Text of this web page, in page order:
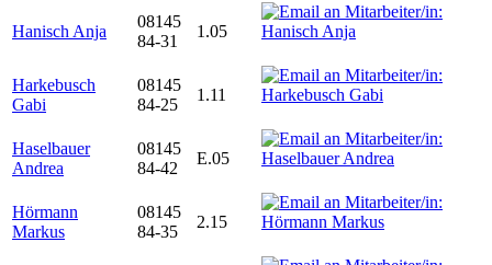
Hanisch Anja
08145
84-31
1.05
Harkebusch
Gabi
08145
84-25
1.11
Haselbauer
Andrea
08145
84-42
E.05
Hörmann
Markus
08145
84-35
2.15